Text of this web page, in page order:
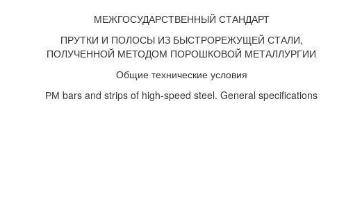
МЕЖГОСУДАРСТВЕННЫЙ СТАНДАРТ
ПРУТКИ И ПОЛОСЫ ИЗ БЫСТРОРЕЖУЩЕЙ СТАЛИ,
ПОЛУЧЕННОЙ МЕТОДОМ ПОРОШКОВОЙ МЕТАЛЛУРГИИ
Общие технические условия
РМ bars and strips of high-speed steel. General specifications